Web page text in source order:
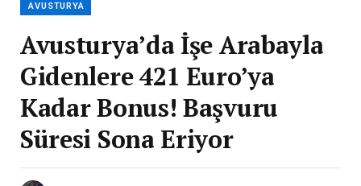
AVUSTURYA
Avusturya’da İşe Arabayla
Gidenlere 421 Euro’ya
Kadar Bonus! Başvuru
Süresi Sona Eriyor